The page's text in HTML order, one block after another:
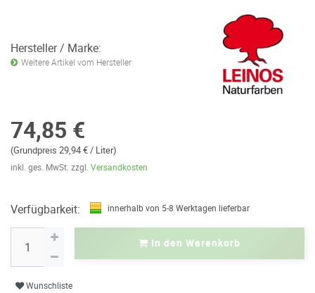
Hersteller / Marke:
Weitere Artikel vom Hersteller
74,85 €
(Grundpreis 29,94 € / Liter)
inkl. ges. MwSt. zzgl. Versandkosten
Verfügbarkeit: innerhalb von 5-8 Werktagen lieferbar
In den Warenkorb
Wunschliste